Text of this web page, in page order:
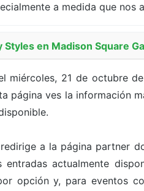
a medida que
en Madison Square
miércoles, 21 de octubre
página ves la
a la página partner
actualmente
opción y, para eventos